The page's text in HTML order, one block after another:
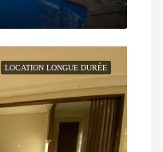
LOCATION LONGUE DURÉE